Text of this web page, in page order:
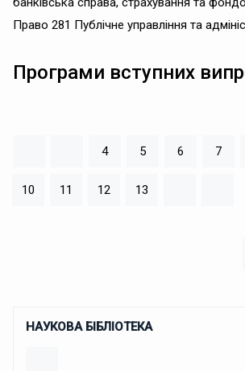
Право 281 Публічне управління та
Програми вступних
4 5 6 7
10 11 12 13
НАУКОВА БІБЛІОТЕКА